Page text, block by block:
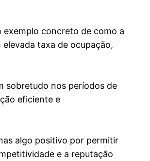
concreto de como a
taxa de ocupação,
sobretudo nos períodos de
eficiente e
algo positivo por permitir
e a reputação